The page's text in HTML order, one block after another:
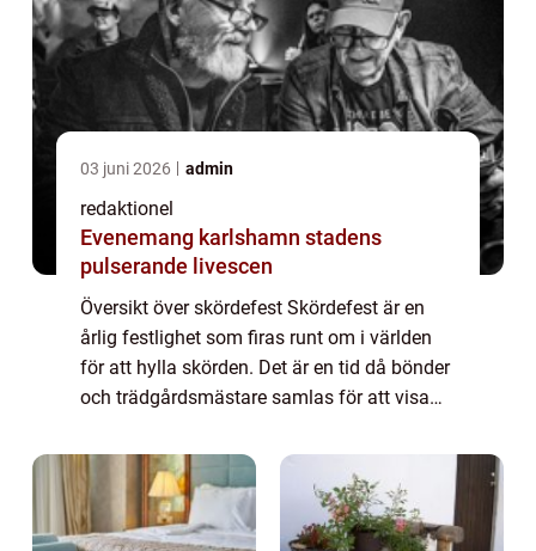
03 juni 2026 admin
redaktionel
Evenemang karlshamn stadens
pulserande livescen
Översikt över skördefest Skördefest är en
årlig festlighet som firas runt om i världen
för att hylla skörden. Det är en tid då bönder
och trädgårdsmästare samlas för att visa
allmänheten att delta i aktiviteter och upp...